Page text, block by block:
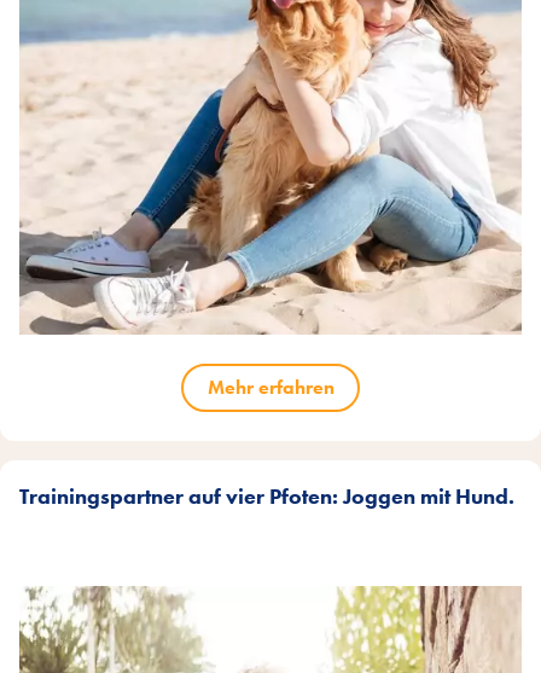
Mehr erfahren
Trainingspartner auf vier Pfoten: Joggen mit Hund.